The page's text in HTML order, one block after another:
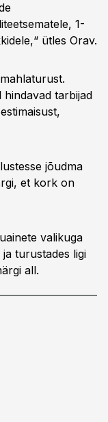
1-
ütles Orav.
tarbijad
jõudma
et kork on
valikuga
turustades ligi
all.